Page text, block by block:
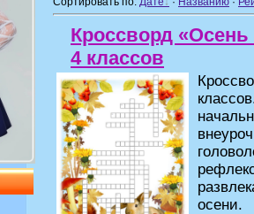
Кроссворд «Осень
4 классов
осени.